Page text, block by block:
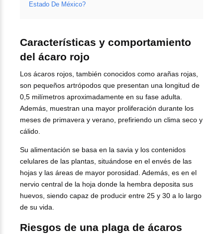
Estado De México?
Características y comportamiento
del ácaro rojo
Los ácaros rojos, también conocidos como arañas rojas,
son pequeños artrópodos que presentan una longitud de
0,5 milímetros aproximadamente en su fase adulta.
Además, muestran una mayor proliferación durante los
meses de primavera y verano, prefiriendo un clima seco y
cálido.
Su alimentación se basa en la savia y los contenidos
celulares de las plantas, situándose en el envés de las
hojas y las áreas de mayor porosidad. Además, es en el
nervio central de la hoja donde la hembra deposita sus
huevos, siendo capaz de producir entre 25 y 30 a lo largo
de su vida.
Riesgos de una plaga de ácaros